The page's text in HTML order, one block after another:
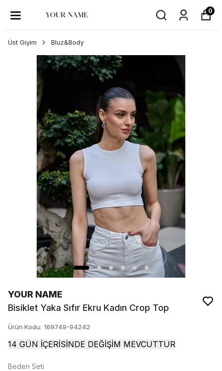
0
Üst Giyim Bluz&Body
YOUR NAME
Bisiklet Yaka Sıfır Ekru Kadın Crop Top
Ürün Kodu: 169749-94242
14 GÜN İÇERİSİNDE DEĞİŞİM MEVCUTTUR
Beden Seti